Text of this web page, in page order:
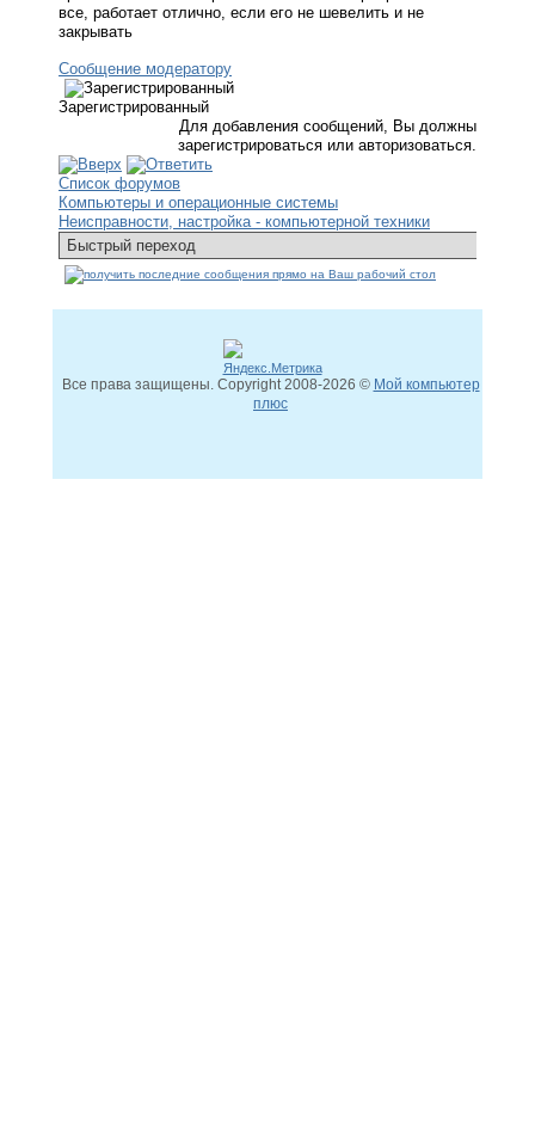
все, работает отлично, если его не шевелить и не
закрывать
Сообщение модератору
Зарегистрированный
Для добавления сообщений, Вы должны
зарегистрироваться или авторизоваться.
Список форумов
Компьютеры и операционные системы
Неисправности, настройка - компьютерной техники
Все права защищены. Copyright2008-2026 © Мой компьютер
плюс